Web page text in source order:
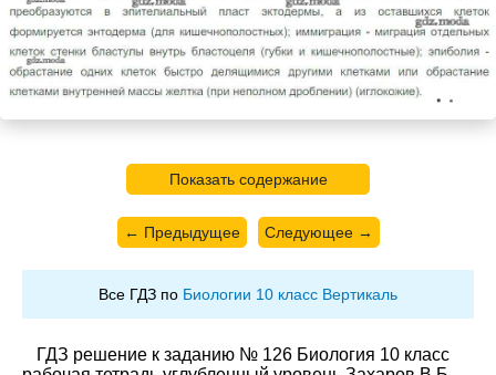
Показать содержание
← Предыдущее Следующее →
Все ГДЗ по Биологии 10 класс Вертикаль
ГДЗ решение к заданию № 126 Биология 10 класс